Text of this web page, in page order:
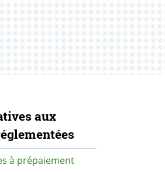
aux
à prépaiement